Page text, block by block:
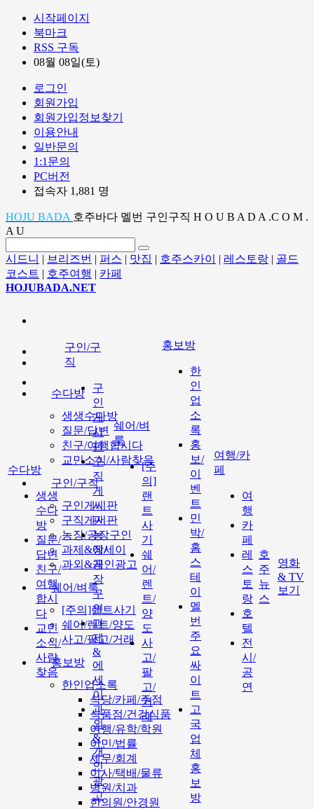
시작페이지
북마크
RSS 구독
08월 08일(토)
로그인
회원가입
회원가입정보찾기
이용안내
일반문의
1:1문의
PC버전
접속자 1,881 명
HOJU BADA 호주바다 멜번 구인구직 H O U B A D A .C O M .
A U
시드니 | 브리즈번 | 퍼스 | 맛집 | 호주스카이 | 레스토랑 | 골드
코스트 | 호주여행 | 카페
HOJUBADA.NET
수다방
생생수다방
질문/답변
친구/여행합시다
교민소식/사람찾음
구인/구직
구인게시판
구직게시판
농장/공장구인
과제&에세이
과외&개인광고
쉐어/벼룩
[주의]랜트사기
쉐어/렌트/양도
사고/팔고/거래
홍보방
한인업소록
식당/카페/주점
식품점/건강식품
여행/유학/학원
이민/법률
세무/회계
이사/택배/물류
병원/치과
한의원/안경원
수다방
생생
수다
방
질문/
답변
친구/
여행
합시
다
교민
소식/
사람
찾음
구인/구
직
구
인
게
시
판
구
직
게
시
판
농
장/
공
장
구
인
과
제
&
에
세
이
과
외
&
개
인
광
고
쉐어/벼
룩
[주
의]
랜
트
사
기
쉐
어/
렌
트/
양
도
사
고/
팔
고/
거
래
홍보방
한
인
업
소
록
홍
보/
이
벤
트
민
박/
홈
스
테
이
멜
번
주
요
싸
이
트
고
국
업
체
홍
보
방
여행/카
페
여
행
카
페
레
스
토
랑
호
텔
전
시/
공
연
호
주
뉴
스
영화
& TV
보기